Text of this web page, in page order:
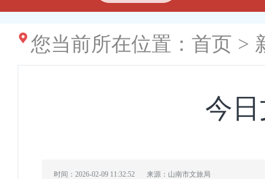
您当前所在位置： 首页 >
今
时间：2026-02-09 11:32:52 来源：山南市文旅局